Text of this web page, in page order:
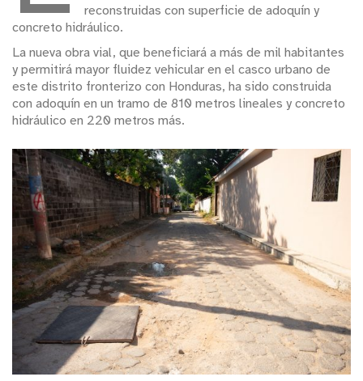
reconstruidas con superficie de adoquín y
concreto hidráulico.
La nueva obra vial, que beneficiará a más de mil habitantes
y permitirá mayor fluidez vehicular en el casco urbano de
este distrito fronterizo con Honduras, ha sido construida
con adoquín en un tramo de 810 metros lineales y concreto
hidráulico en 220 metros más.